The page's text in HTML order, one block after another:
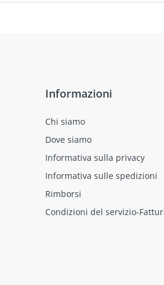
Informazioni
Chi siamo
Dove siamo
Informativa sulla privacy
Informativa sulle spedizioni
Rimborsi
Condizioni del servizio-